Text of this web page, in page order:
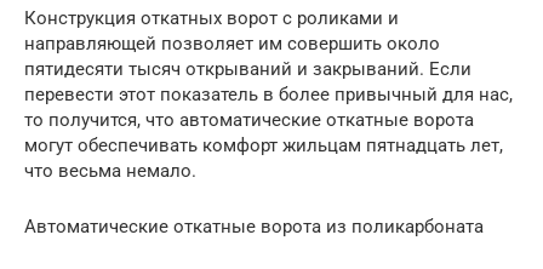
Конструкция откатных ворот с роликами и
направляющей позволяет им совершить около
пятидесяти тысяч открываний и закрываний. Если
перевести этот показатель в более привычный для нас,
то получится, что автоматические откатные ворота
могут обеспечивать комфорт жильцам пятнадцать лет,
что весьма немало.
Автоматические откатные ворота из поликарбоната